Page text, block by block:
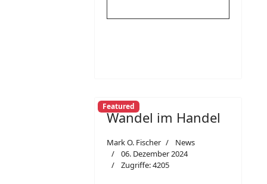
Featured
Wandel im Handel
Mark O. Fischer
News
06. Dezember 2024
Zugriffe: 4205